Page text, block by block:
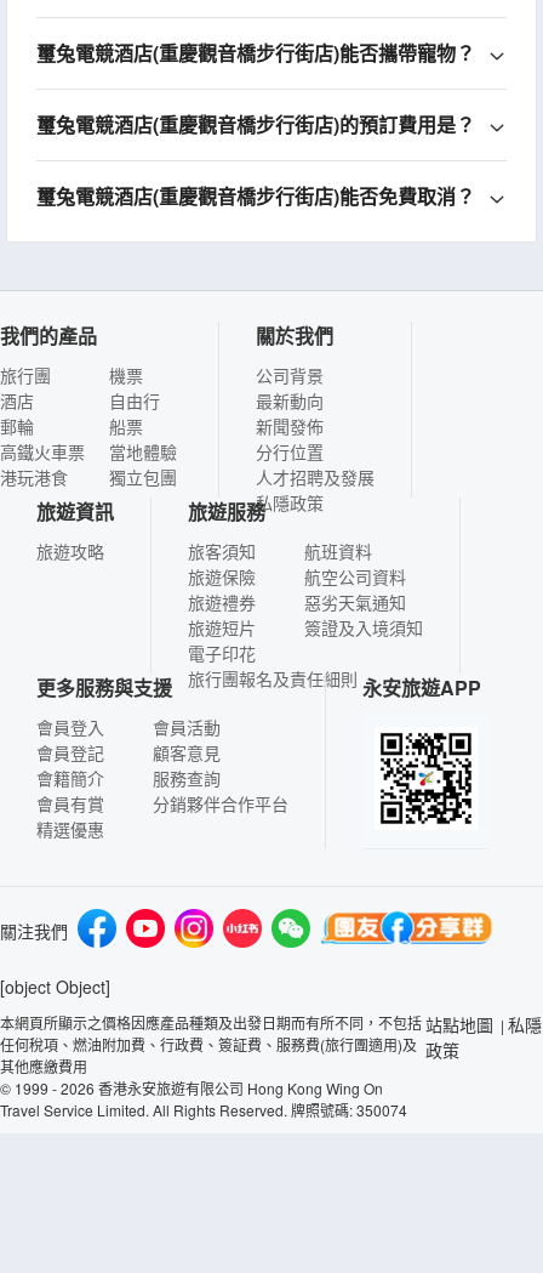
璽兔電競酒店(重慶觀音橋步行街店)能否攜帶寵物？
璽兔電競酒店(重慶觀音橋步行街店)的預訂費用是？
璽兔電競酒店(重慶觀音橋步行街店)能否免費取消？
我們的產品
旅行團
酒店
郵輪
高鐵火車票
港玩港食
機票
自由行
船票
當地體驗
獨立包團
關於我們
公司背景
最新動向
新聞發佈
分行位置
人才招聘及發展
私隱政策
旅遊資訊
旅遊攻略
旅遊服務
旅客須知
旅遊保險
旅遊禮券
旅遊短片
電子印花
航班資料
航空公司資料
惡劣天氣通知
簽證及入境須知
旅行團報名及責任細則
更多服務與支援
會員登入
會員登記
會籍簡介
會員有賞
精選優惠
會員活動
顧客意見
服務查詢
分銷夥伴合作平台
永安旅遊APP
關注我們
[object Object]
本網頁所顯示之價格因應產品種類及出發日期而有所不同，不包括
任何稅項、燃油附加費、行政費、簽証費、服務費(旅行團適用)及
其他應繳費用
© 1999 - 2026 香港永安旅遊有限公司 Hong Kong Wing On
Travel Service Limited. All Rights Reserved. 牌照號碼: 350074
站點地圖 | 私隱
政策